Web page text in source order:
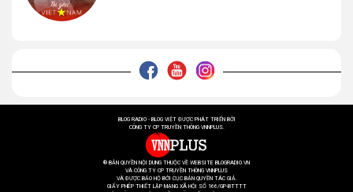
BLOG RADIO - BLOG VIỆT ĐƯỢC PHÁT TRIỂN BỞI
CÔNG TY CP TRUYỀN THÔNG VNNPLUS.
® BẢN QUYỀN NỘI DUNG THUỘC VỀ WEBSITE BLOGRADIO.VN
VÀ CÔNG TY CP TRUYỀN THÔNG VNNPLUS
VÀ ĐƯỢC BẢO HỘ BỞI CỤC BẢN QUYỀN TÁC GIẢ.
GIẤY PHÉP THIẾT LẬP MẠNG XÃ HỘI SỐ 166/GP-BTTTT